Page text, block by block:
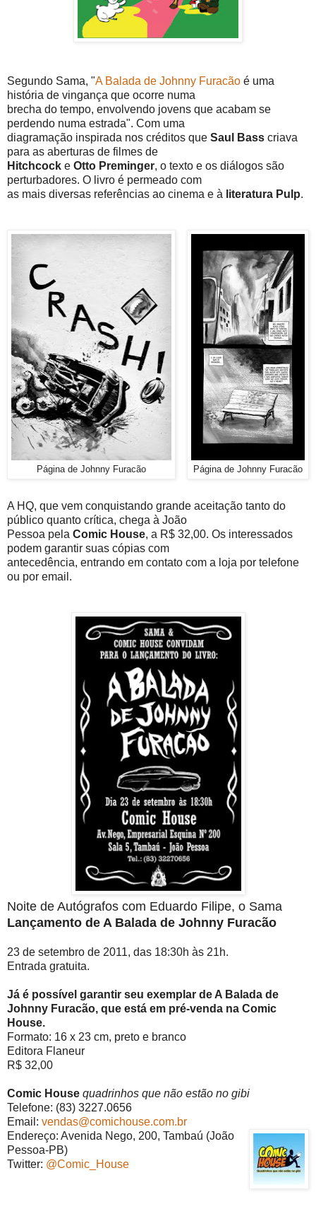
Segundo Sama, "A Balada de Johnny Furacão é uma
história de vingança que ocorre numa
brecha do tempo, envolvendo jovens que acabam se
perdendo numa estrada". Com uma
diagramação inspirada nos créditos que Saul Bass criava
para as aberturas de filmes de
Hitchcock e Otto Preminger, o texto e os diálogos são
perturbadores. O livro é permeado com
as mais diversas referências ao cinema e à literatura Pulp.
Página de Johnny Furacão Página de Johnny Furacão
A HQ, que vem conquistando grande aceitação tanto do
público quanto crítica, chega à João
Pessoa pela Comic House, a R$ 32,00. Os interessados
podem garantir suas cópias com
antecedência, entrando em contato com a loja por telefone
ou por email.
Noite de Autógrafos com Eduardo Filipe, o Sama
Lançamento de A Balada de Johnny Furacão
23 de setembro de 2011, das 18:30h às 21h.
Entrada gratuita.
Já é possível garantir seu exemplar de A Balada de
Johnny Furacão, que está em pré-venda na Comic
House.
Formato: 16 x 23 cm, preto e branco
Editora Flaneur
R$ 32,00
Comic House quadrinhos que não estão no gibi
Telefone: (83) 3227.0656
Email: vendas@comichouse.com.br
Endereço: Avenida Nego, 200, Tambaú (João
Pessoa-PB)
Twitter: @Comic_House